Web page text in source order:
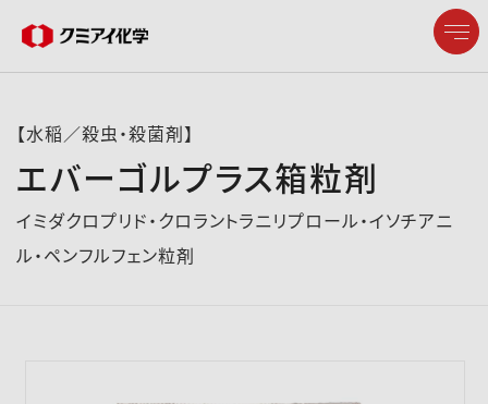
企業情報
製品情報
【水稲／殺虫・殺菌剤】
エバーゴルプラス箱粒剤
イミダクロプリド・クロラントラニリプロール・イソチアニ
ル・ペンフルフェン粒剤